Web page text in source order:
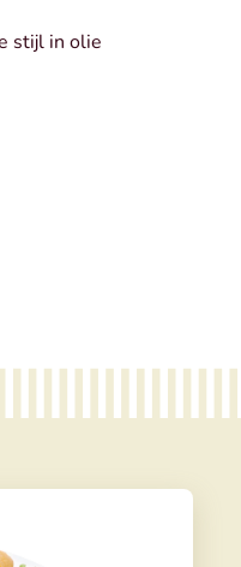
stijl in olie